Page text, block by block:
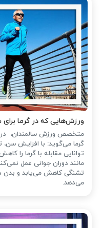
ورزش‌هایی که در گرما
متخصص ورزش سالمندان،
گرما می‌گوید: با افزایش
توانایی مقابله با گرما را
مانند دوران جوانی عمل
تشنگی کاهش می‌یابد و بدن
می‌دهد.